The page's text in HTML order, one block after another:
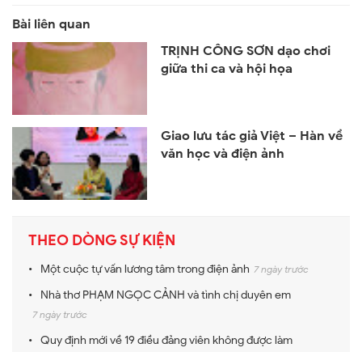
TRỊNH CÔNG SƠN dạo chơi
giữa thi ca và hội họa
Giao lưu tác giả Việt – Hàn về
văn học và điện ảnh
THEO DÒNG SỰ KIỆN
Một cuộc tự vấn lương tâm trong điện ảnh 7 ngày trước
Nhà thơ PHẠM NGỌC CẢNH và tình chị duyên em
7 ngày trước
Quy định mới về 19 điều đảng viên không được làm